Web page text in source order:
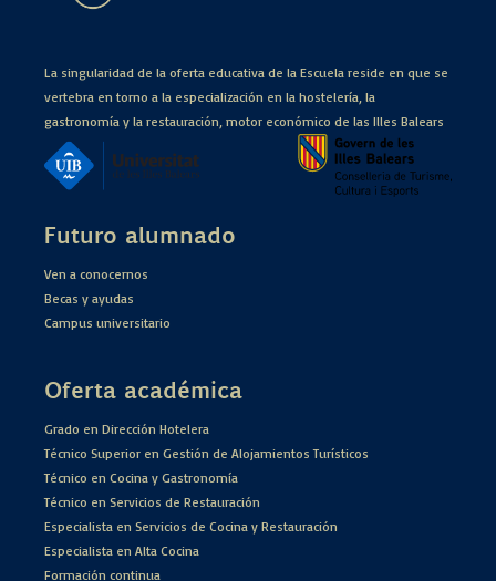
La singularidad de la oferta educativa de la Escuela reside en que se
vertebra en torno a la especialización en la hostelería, la
gastronomía y la restauración, motor económico de las Illes Balears
Futuro alumnado
Ven a conocernos
Becas y ayudas
Campus universitario
Oferta académica
Grado en Dirección Hotelera
Técnico Superior en Gestión de Alojamientos Turísticos
Técnico en Cocina y Gastronomía
Técnico en Servicios de Restauración
Especialista en Servicios de Cocina y Restauración
Especialista en Alta Cocina
Formación continua